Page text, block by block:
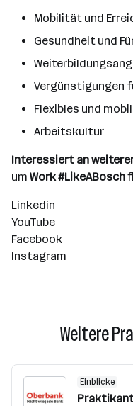
Mobilität und
Gesundheit und
Vergünstigungen
Flexibles und
Arbeitskultur
Interessiert an
um Work #LikeABosch
Linkedin
YouTube
Facebook
Instagram
Weitere
Einblicke